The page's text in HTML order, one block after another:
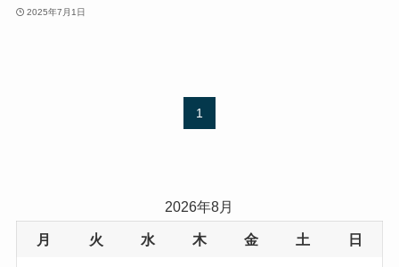
2025年7月1日
1
2026年8月
月 火 水 木 金 土 日